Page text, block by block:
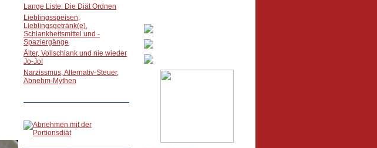
Lange Liste: Die Diät Ordnen
Lieblingsspeisen,
Lieblingsgetränk(e),
Schlankheitsmittel und -
Spaziergänge
Älter, Vollschlank und nie wieder
Jo-Jo!
Narzissmus, Alternativ-Steuer,
Abnehm-Mythen